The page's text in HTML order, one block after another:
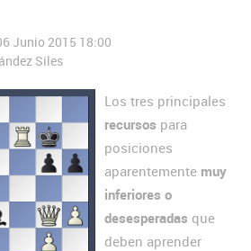
Junio 2015 18:00
Siles
Los tres principales
recursos para
posiciones
aparentemente muy
inferiores o
desesperadas que
deben aprender